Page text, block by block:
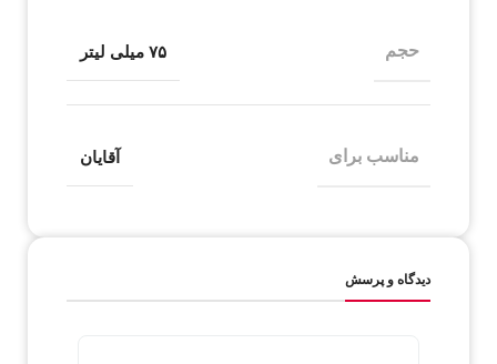
حجم ۷۵ میلی لیتر
مناسب برای آقایان
دیدگاه و پرسش